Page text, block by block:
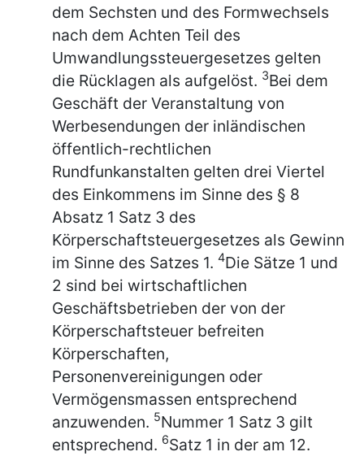
dem Sechsten und des Formwechsels
nach dem Achten Teil des
Umwandlungssteuergesetzes gelten
die Rücklagen als aufgelöst. 3Bei dem
Geschäft der Veranstaltung von
Werbesendungen der inländischen
öffentlich-rechtlichen
Rundfunkanstalten gelten drei Viertel
des Einkommens im Sinne des § 8
Absatz 1 Satz 3 des
Körperschaftsteuergesetzes als Gewinn
im Sinne des Satzes 1. 4Die Sätze 1 und
2 sind bei wirtschaftlichen
Geschäftsbetrieben der von der
Körperschaftsteuer befreiten
Körperschaften,
Personenvereinigungen oder
Vermögensmassen entsprechend
anzuwenden. 5Nummer 1 Satz 3 gilt
entsprechend. 6Satz 1 in der am 12.